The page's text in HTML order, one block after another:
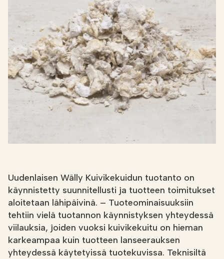
VERKKOKAUPPA
Uudenlaisen Wälly Kuivikekuidun tuotanto on
käynnistetty suunnitellusti ja tuotteen toimitukset
aloitetaan lähipäivinä. – Tuoteominaisuuksiin
tehtiin vielä tuotannon käynnistyksen yhteydessä
viilauksia, joiden vuoksi kuivikekuitu on hieman
karkeampaa kuin tuotteen lanseerauksen
yhteydessä käytetyissä tuotekuvissa. Teknisiltä